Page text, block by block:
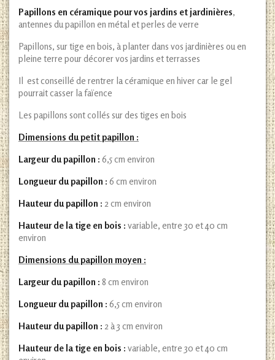
Papillons en céramique pour vos jardins et jardinières,
antennes du papillon en métal et perles de verre
Papillons, sur tige en bois, à planter dans vos jardinières ou en
pleine terre pour décorer vos jardins et terrasses
Il est conseillé de rentrer la céramique en hiver car le gel
pourrait casser la faïence
Les papillons sont collés sur des tiges en bois
Dimensions du petit papillon :
Largeur du papillon : 6,5 cm environ
Longueur du papillon : 6 cm environ
Hauteur du papillon : 2 cm environ
Hauteur de la tige en bois : variable, entre 30 et 40 cm
environ
Dimensions du papillon moyen :
Largeur du papillon : 8 cm environ
Longueur du papillon : 6,5 cm environ
Hauteur du papillon : 2 à 3 cm environ
Hauteur de la tige en bois : variable, entre 30 et 40 cm